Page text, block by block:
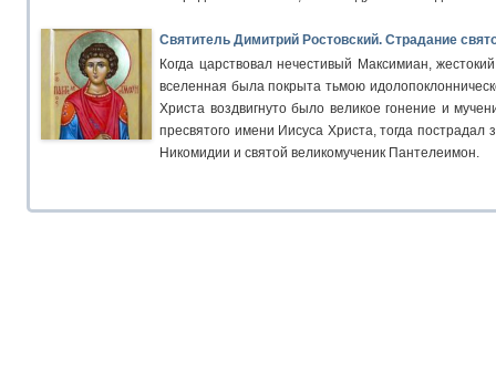
Святитель Димитрий Ростовский. Страдание
Когда царствовал нечестивый Максимиан,
вселенная была покрыта тьмою
Христа воздвигнуто было великое гонение и
пресвятого имени Иисуса Христа, тогда пострадал
Никомидии и святой великомученик Пантелеимон.